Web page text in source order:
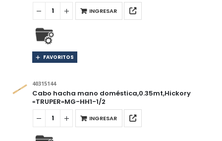
INGRESAR
FAVORITOS
40315144
Cabo hacha mano doméstica,0.35mt,Hickory
«TRUPER»MG-HH1-1/2
INGRESAR